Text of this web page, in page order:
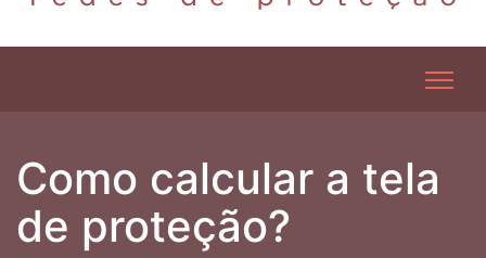
Como calcular a tela
de proteção?